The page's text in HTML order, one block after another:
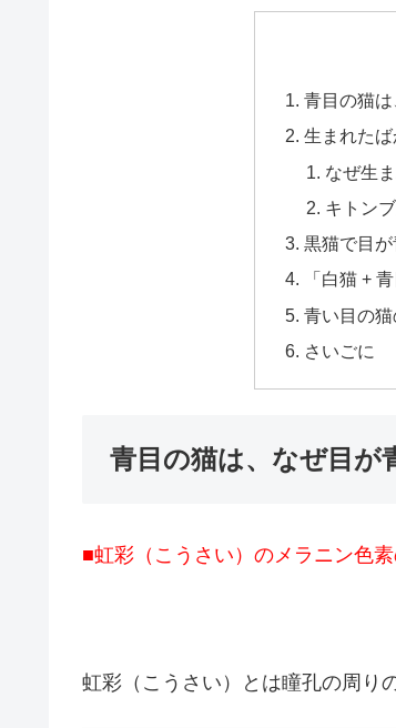
青目の猫は
生まれたば
なぜ生
キトン
黒猫で目
「白猫 +
青い目の
さいごに
青目の猫は、なぜ目が
■虹彩（こうさい）のメラニン色
虹彩（こうさい）とは瞳孔の周り